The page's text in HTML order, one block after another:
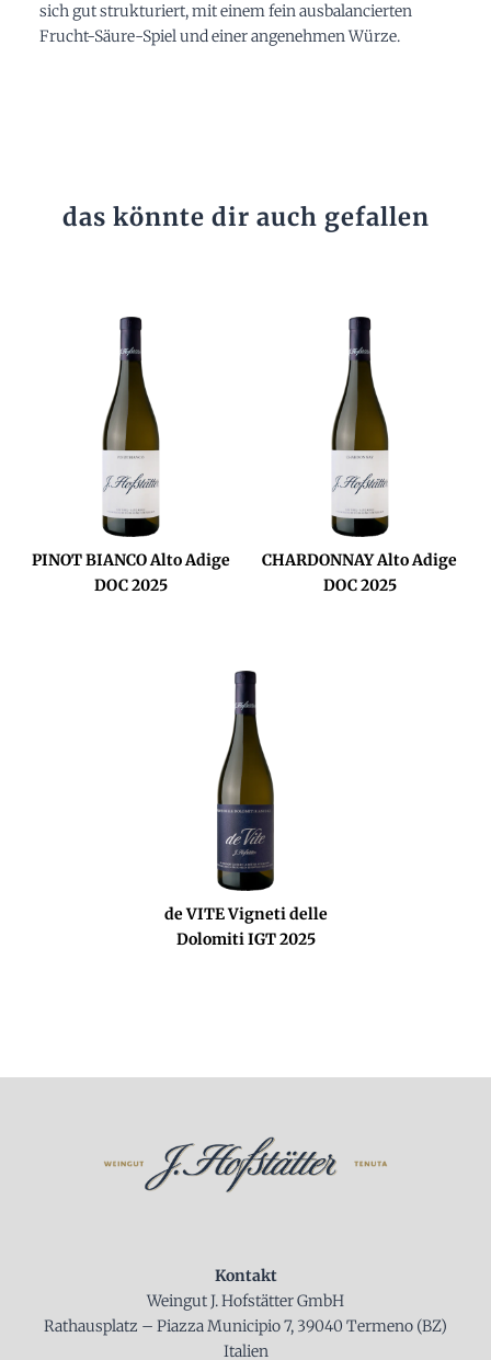
sich gut strukturiert, mit einem fein ausbalancierten
Frucht-Säure-Spiel und einer angenehmen Würze.
das könnte dir auch gefallen
PINOT BIANCO Alto Adige
DOC 2025
CHARDONNAY Alto Adige
DOC 2025
de VITE Vigneti delle
Dolomiti IGT 2025
Kontakt
Weingut J. Hofstätter GmbH
Rathausplatz – Piazza Municipio 7, 39040 Termeno (BZ)
Italien